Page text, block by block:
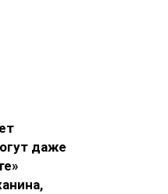
даже